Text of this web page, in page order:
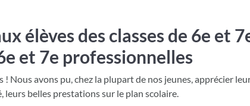
élèves des classes de 6e et
et 7e professionnelles
Nous avons pu, chez la plupart de nos jeunes, apprécier
belles prestations sur le plan scolaire.